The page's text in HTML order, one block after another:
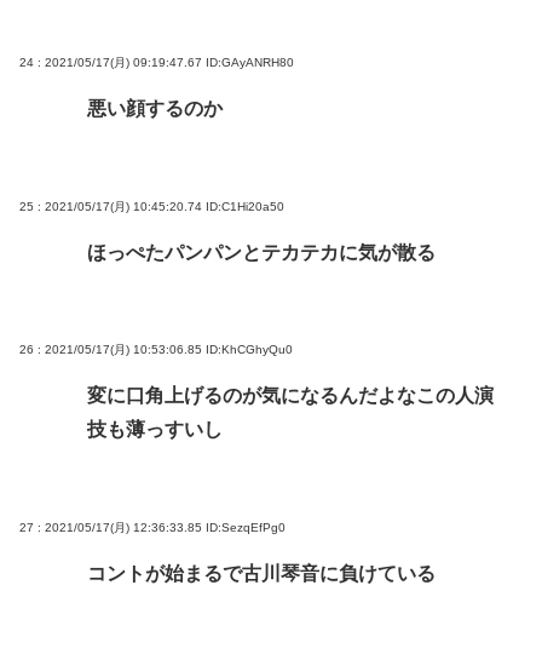
24 : 2021/05/17(月) 09:19:47.67 ID:GAyANRH80
悪い顔するのか
25 : 2021/05/17(月) 10:45:20.74 ID:C1Hi20a50
ほっぺたパンパンとテカテカに気が散る
26 : 2021/05/17(月) 10:53:06.85 ID:KhCGhyQu0
変に口角上げるのが気になるんだよなこの人演
技も薄っすいし
27 : 2021/05/17(月) 12:36:33.85 ID:SezqEfPg0
コントが始まるで古川琴音に負けている